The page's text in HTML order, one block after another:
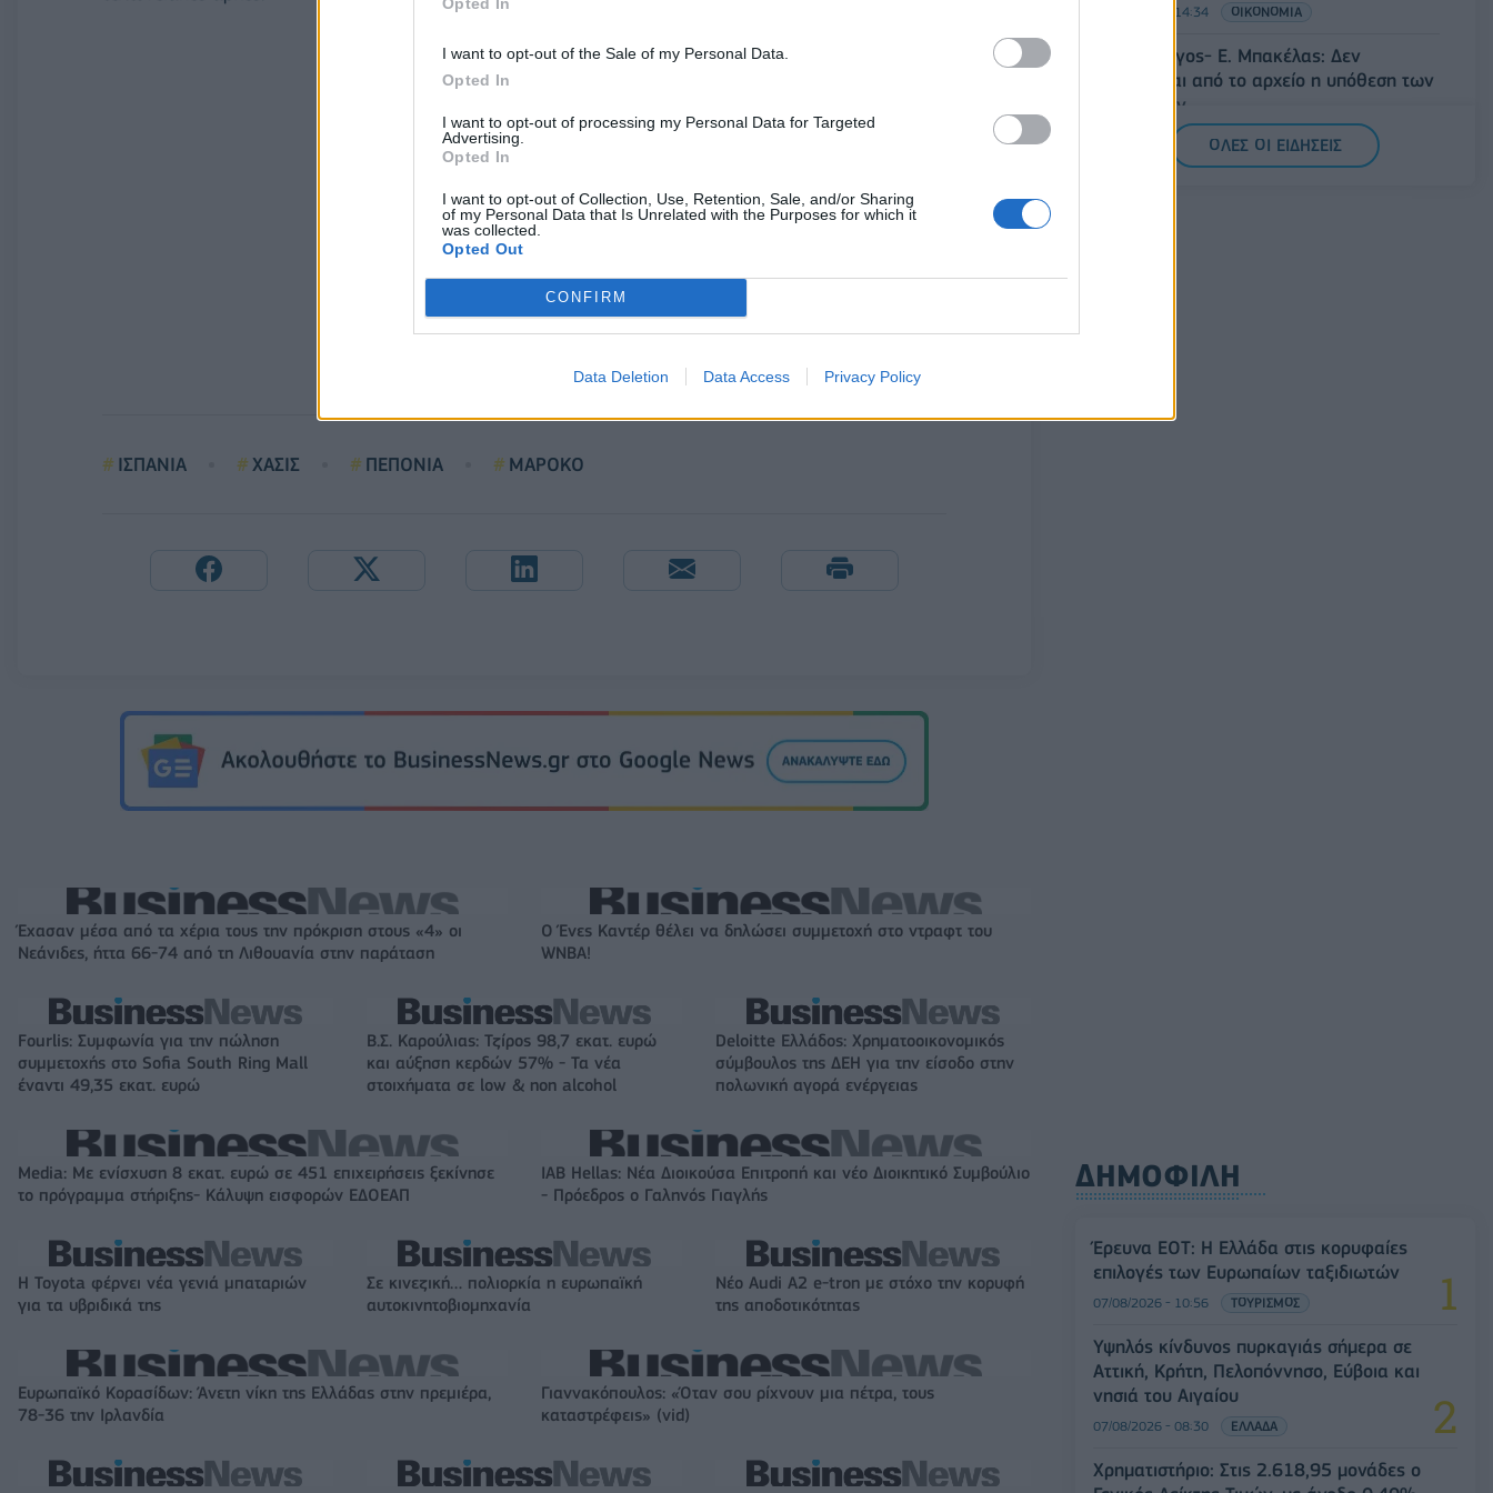
I want to opt-out of the Sale of my Personal Data.
Opted In
I want to opt-out of processing my Personal Data for Targeted
Advertising.
Opted In
I want to opt-out of Collection, Use, Retention, Sale, and/or Sharing
of my Personal Data that Is Unrelated with the Purposes for which it
was collected.
Opted Out
CONFIRM
Data Deletion Data Access Privacy Policy
ΙΣΠΑΝΙΑ ΧΑΣΙΣ ΠΕΠΟΝΙΑ ΜΑΡΟΚΟ
Έχασαν μέσα από τα χέρια τους την πρόκριση στους «4» οι
Νεάνιδες, ήττα 66-74 από τη Λιθουανία στην παράταση
Ο Ένες Καντέρ θέλει να δηλώσει συμμετοχή στο ντραφτ του
WNBA!
Fourlis: Συμφωνία για την πώληση
συμμετοχής στο Sofia South Ring Mall
έναντι 49,35 εκατ. ευρώ
Β.Σ. Καρούλιας: Τζίρος 98,7 εκατ. ευρώ
και αύξηση κερδών 57% - Τα νέα
στοιχήματα σε low & non alcohol
Deloitte Ελλάδος: Χρηματοοικονομικός
σύμβουλος της ΔΕΗ για την είσοδο στην
πολωνική αγορά ενέργειας
Media: Με ενίσχυση 8 εκατ. ευρώ σε 451 επιχειρήσεις ξεκίνησε
το πρόγραμμα στήριξης- Κάλυψη εισφορών ΕΔΟΕΑΠ
IAB Hellas: Νέα Διοικούσα Επιτροπή και νέο Διοικητικό Συμβούλιο
- Πρόεδρος ο Γαληνός Γιαγλής
Η Toyota φέρνει νέα γενιά μπαταριών
για τα υβριδικά της
Σε κινεζική… πολιορκία η ευρωπαϊκή
αυτοκινητοβιομηχανία
Νέο Audi A2 e-tron με στόχο την κορυφή
της αποδοτικότητας
Ευρωπαϊκό Κορασίδων: Άνετη νίκη της Ελλάδας στην πρεμιέρα,
78-36 την Ιρλανδία
Γιαννακόπουλος: «Όταν σου ρίχνουν μια πέτρα, τους
καταστρέφεις» (vid)
07/08/2026 - 14:34 ΟΙΚΟΝΟΜΙΑ
Άρειος Πάγος- Ε. Μπακέλας: Δεν
ανασύρεται από το αρχείο η υπόθεση των
υποκλοπών
07/08/2026 - 14:11 ΕΛΛΑΔΑ
ΟΛΕΣ ΟΙ ΕΙΔΗΣΕΙΣ
ΔΗΜΟΦΙΛΗ
Έρευνα ΕΟΤ: Η Ελλάδα στις κορυφαίες
επιλογές των Ευρωπαίων ταξιδιωτών
07/08/2026 - 10:56 ΤΟΥΡΙΣΜΟΣ
Υψηλός κίνδυνος πυρκαγιάς σήμερα σε
Αττική, Κρήτη, Πελοπόννησο, Εύβοια και
νησιά του Αιγαίου
07/08/2026 - 08:30 ΕΛΛΑΔΑ
Χρηματιστήριο: Στις 2.618,95 μονάδες ο